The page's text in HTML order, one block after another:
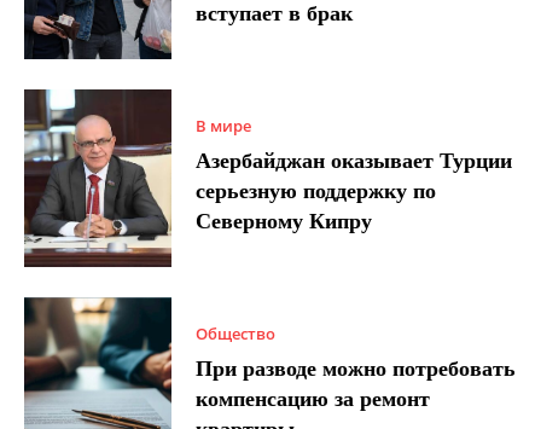
вступает в брак
В мире
Азербайджан оказывает Турции
серьезную поддержку по
Северному Кипру
Общество
При разводе можно потребовать
компенсацию за ремонт